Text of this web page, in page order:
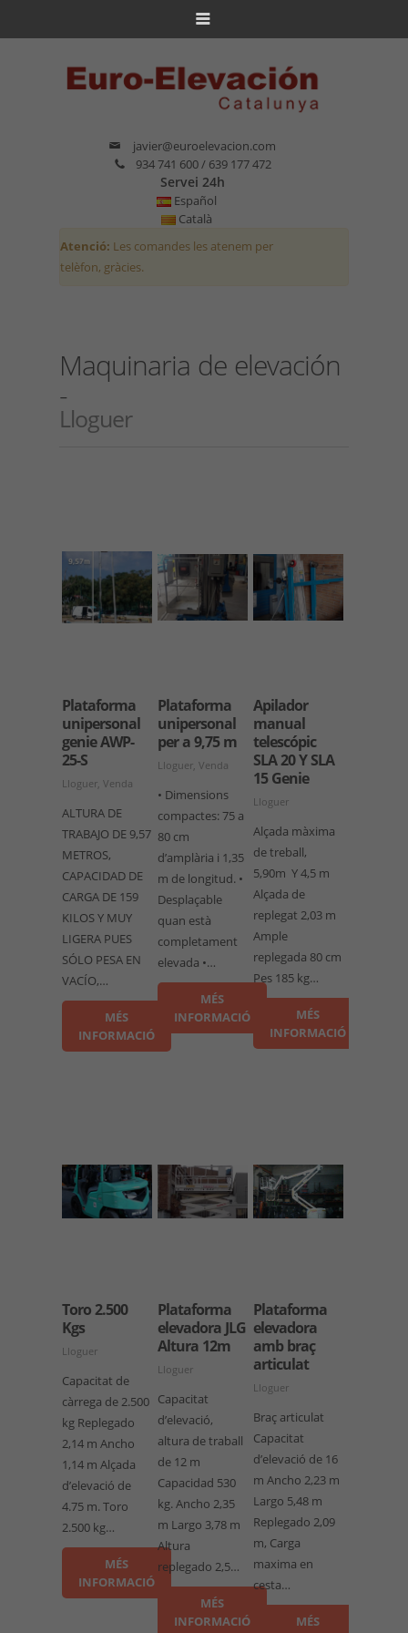
javier@euroelevacion.com
934 741 600 / 639 177 472
Servei 24h
Español
Català
Atenció: Les comandes les atenem per
telèfon, gràcies.
Maquinaria de elevación
-
Lloguer
Plataforma
unipersonal
genie AWP-
25-S
Lloguer, Venda
ALTURA DE
TRABAJO DE 9,57
METROS,
CAPACIDAD DE
CARGA DE 159
KILOS Y MUY
LIGERA PUES
SÓLO PESA EN
VACÍO,…
MÉS
INFORMACIÓ
Plataforma
unipersonal
per a 9,75 m
Lloguer, Venda
• Dimensions
compactes: 75 a
80 cm
d’amplària i 1,35
m de longitud. •
Desplaçable
quan està
completament
elevada •…
MÉS
INFORMACIÓ
Apilador
manual
telescópic
SLA 20 Y SLA
15 Genie
Lloguer
Alçada màxima
de treball,
5,90m Y 4,5 m
Alçada de
replegat 2,03 m
Ample
replegada 80 cm
Pes 185 kg…
MÉS
INFORMACIÓ
Toro 2.500
Kgs
Lloguer
Capacitat de
càrrega de 2.500
kg Replegado
2,14 m Ancho
1,14 m Alçada
d’elevació de
4.75 m. Toro
2.500 kg…
MÉS
INFORMACIÓ
Plataforma
elevadora JLG
Altura 12m
Lloguer
Capacitat
d’elevació,
altura de traball
de 12 m
Capacidad 530
kg. Ancho 2,35
m Largo 3,78 m
Altura
replegado 2,5…
MÉS
INFORMACIÓ
Plataforma
elevadora
amb braç
articulat
Lloguer
Braç articulat
Capacitat
d’elevació de 16
m Ancho 2,23 m
Largo 5,48 m
Replegado 2,09
m, Carga
maxima en
cesta…
MÉS